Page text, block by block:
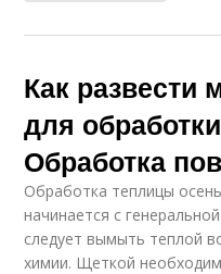
Как развести
для
Обработка
Обработка теплицы
начинается с
следует вымыть теплой
химии. Щеткой